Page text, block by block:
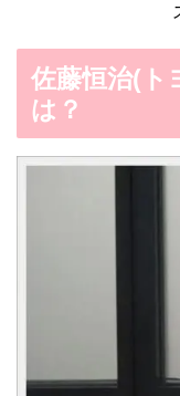
佐藤恒治(ト
は？